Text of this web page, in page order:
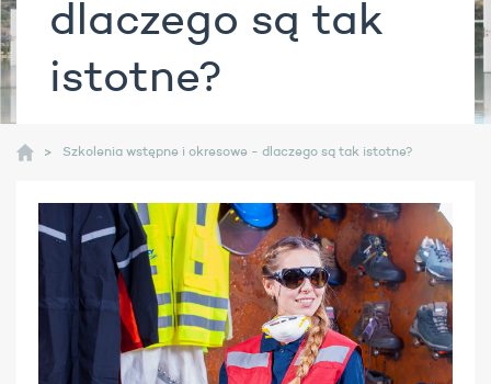
dlaczego są tak
istotne?
Szkolenia wstępne i okresowe - dlaczego są tak istotne?